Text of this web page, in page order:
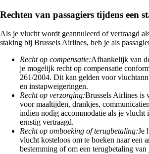
Rechten van passagiers tijdens een
Als je vlucht wordt geannuleerd of vertraagd
staking bij Brussels Airlines, heb je als
Recht op compensatie:Afhankelijk van
je mogelijk recht op compensatie
261/2004. Dit kan gelden voor
en instapweigeringen.
Recht op verzorging:Brussels Airlines is
voor maaltijden, drankjes,
indien nodig accommodatie als je vlucht
ernstig vertraagd.
Recht op omboeking of terugbetaling:Je
vlucht kosteloos om te boeken naar een
bestemming of om een terugbetaling van